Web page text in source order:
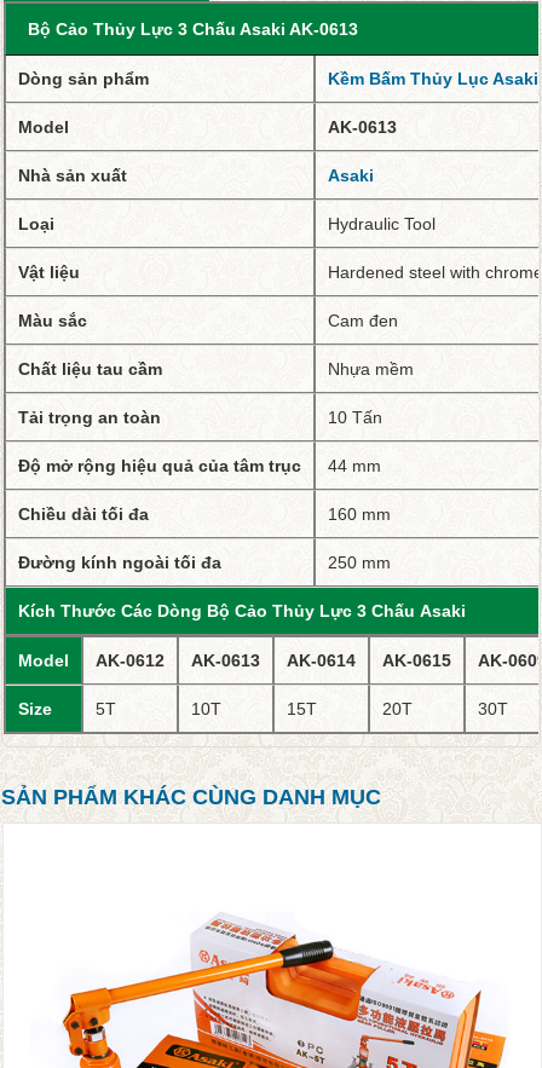
Bộ Cảo Thủy Lực 3 Chấu Asaki AK-0613
Dòng sản phẩm Kềm Bấm Thủy Lục Asaki
Model AK-0613
Nhà sản xuất Asaki
Loại Hydraulic Tool
Vật liệu Hardened steel with
Màu sắc Cam đen
Chất liệu tau cầm Nhựa mềm
Tải trọng an toàn 10 Tấn
Độ mở rộng hiệu quả của tâm trục 44 mm
Chiều dài tối đa 160 mm
Đường kính ngoài tối đa 250 mm
Kích Thước Các Dòng Bộ Cảo Thủy Lực 3 Chấu Asaki
Model AK-0612 AK-0613 AK-0614 AK-0615 AK-
Size 5T 10T 15T 20T 30T
SẢN PHẨM KHÁC CÙNG DANH MỤC